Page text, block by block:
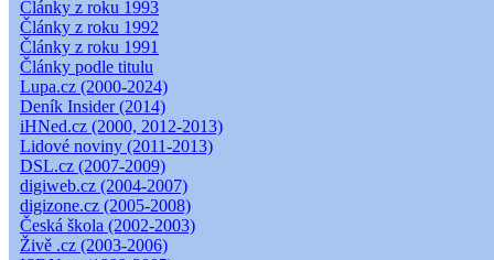
Články z roku 1993
Články z roku 1992
Články z roku 1991
Články podle titulu
Lupa.cz (2000-2024)
Deník Insider (2014)
iHNed.cz (2000, 2012-2013)
Lidové noviny (2011-2013)
DSL.cz (2007-2009)
digiweb.cz (2004-2007)
digizone.cz (2005-2008)
Česká škola (2002-2003)
Živě .cz (2003-2006)